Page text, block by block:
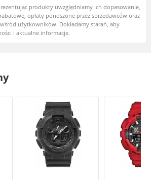
produkty uwzględniamy ich dopasowanie,
opłaty ponoszone przez sprzedawców oraz
użytkowników. Dokładamy starań, aby
i aktualne informacje.